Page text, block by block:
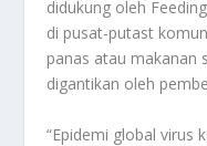
didukung oleh
di pusat-putast
panas atau makanan
digantikan oleh
“Epidemi global virus